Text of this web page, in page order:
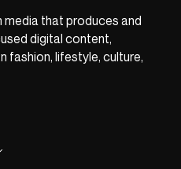
media that produces and
digital content,
fashion, lifestyle, culture,